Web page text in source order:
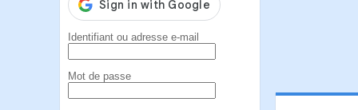
Identifiant ou adresse e-mail
Mot de passe